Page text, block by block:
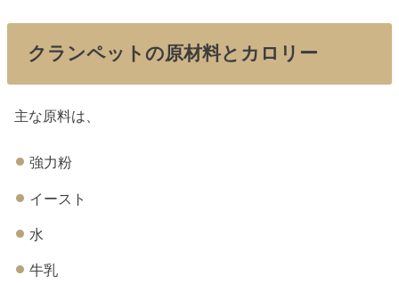
クランペットの原材料とカロリー
主な原料は、
強力粉
イースト
水
牛乳